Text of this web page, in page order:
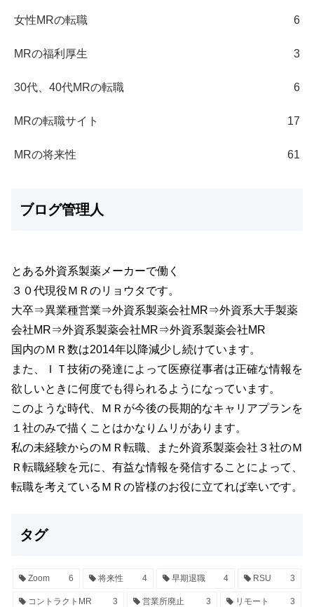
女性MRの転職 6
MRの福利厚生 3
30代、40代MRの転職 6
MRの転職サイト 17
MRの将来性 61
ブログ管理人
とある外資系製薬メーカーで働く
３０代現役ＭＲのリョウタです。
大卒⇒異業種営業⇒外資系製薬会社MR⇒外資系大手製薬
会社MR⇒外資系製薬会社MR⇒外資系製薬会社MR
国内のＭＲ数は2014年以降減少し続けています。
また、ＩＴ技術の発達によって医療従事者は正確な情報を
欲しいときに何度でも得られるようになっています。
このような時代、ＭＲが今後の長期的なキャリアプランを
１社のみで描くことはかなりムリがあります。
私の未経験からのＭＲ転職、また外資系製薬会社３社のＭ
Ｒ転職経験を元に、有益な情報を発信することによって、
転職を考えているＭＲの皆様のお役に立てれば幸いです。
タグ
Zoom 6 将来性 4 早期退職 4 RSU 3
コントラクトMR 3 営業所廃止 3 リモート 3